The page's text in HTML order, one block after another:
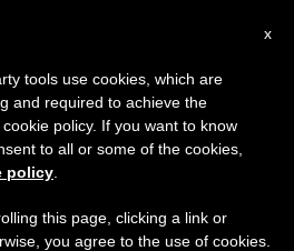
كلمة المطران
البابوي لدى
الصحفي للاعلان
x
tools use cookies, which are
and required to achieve the
policy. If you want to know
to all or some of the cookies,
policy
this page, clicking a link or
you agree to the use of cookies.